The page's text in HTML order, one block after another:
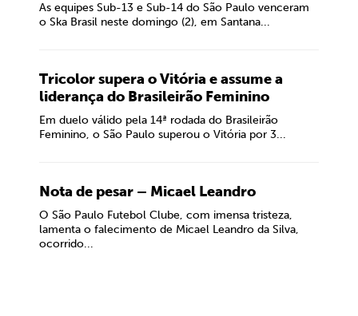
As equipes Sub-13 e Sub-14 do São Paulo venceram
o Ska Brasil neste domingo (2), em Santana...
Tricolor supera o Vitória e assume a
liderança do Brasileirão Feminino
Em duelo válido pela 14ª rodada do Brasileirão
Feminino, o São Paulo superou o Vitória por 3...
Nota de pesar – Micael Leandro
O São Paulo Futebol Clube, com imensa tristeza,
lamenta o falecimento de Micael Leandro da Silva,
ocorrido...